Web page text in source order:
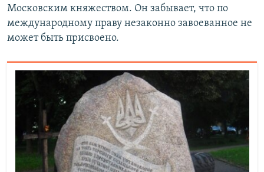
Московским княжеством. Он забывает, что по
международному праву незаконно завоеванное не
может быть присвоено.